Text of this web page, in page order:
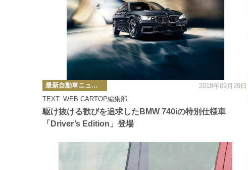
駆け抜ける歓びを追求したBMW 740iの特別仕様車
「Driver’s Edition」登場
TEXT: WEB CARTOP編集部
カ
テ
ゴ
リ
ー
最新自動車ニュース 2018年09月29日